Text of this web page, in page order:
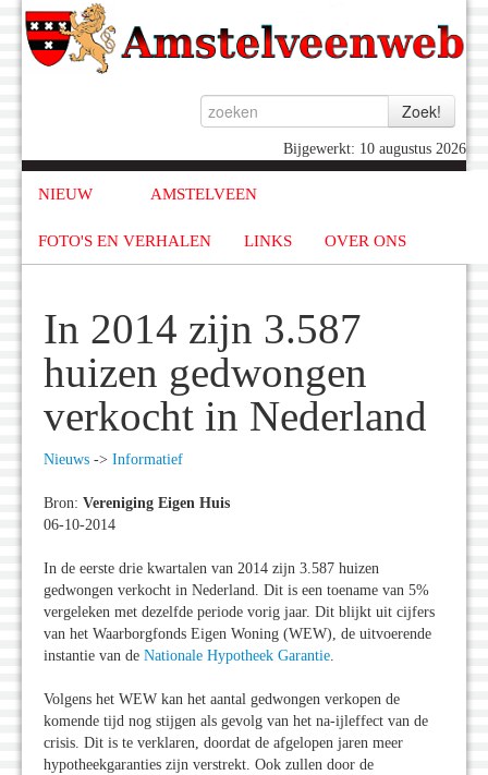
Bijgewerkt: 10 augustus 2026
NIEUW AMSTELVEEN
FOTO'S EN VERHALEN LINKS OVER ONS
In 2014 zijn 3.587
huizen gedwongen
verkocht in Nederland
Nieuws -> Informatief
Bron: Vereniging Eigen Huis
06-10-2014
In de eerste drie kwartalen van 2014 zijn 3.587 huizen
gedwongen verkocht in Nederland. Dit is een toename van 5%
vergeleken met dezelfde periode vorig jaar. Dit blijkt uit cijfers
van het Waarborgfonds Eigen Woning (WEW), de uitvoerende
instantie van de Nationale Hypotheek Garantie.
Volgens het WEW kan het aantal gedwongen verkopen de
komende tijd nog stijgen als gevolg van het na-ijleffect van de
crisis. Dit is te verklaren, doordat de afgelopen jaren meer
hypotheekgaranties zijn verstrekt. Ook zullen door de